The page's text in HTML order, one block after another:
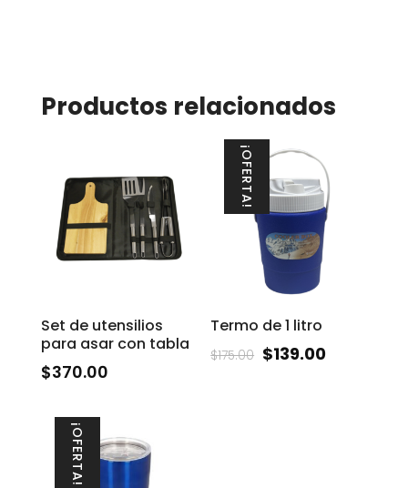
Productos relacionados
Set de utensilios
para asar con tabla
$370.00
¡OFERTA!
Termo de 1 litro
$175.00 $139.00
¡OFERTA!